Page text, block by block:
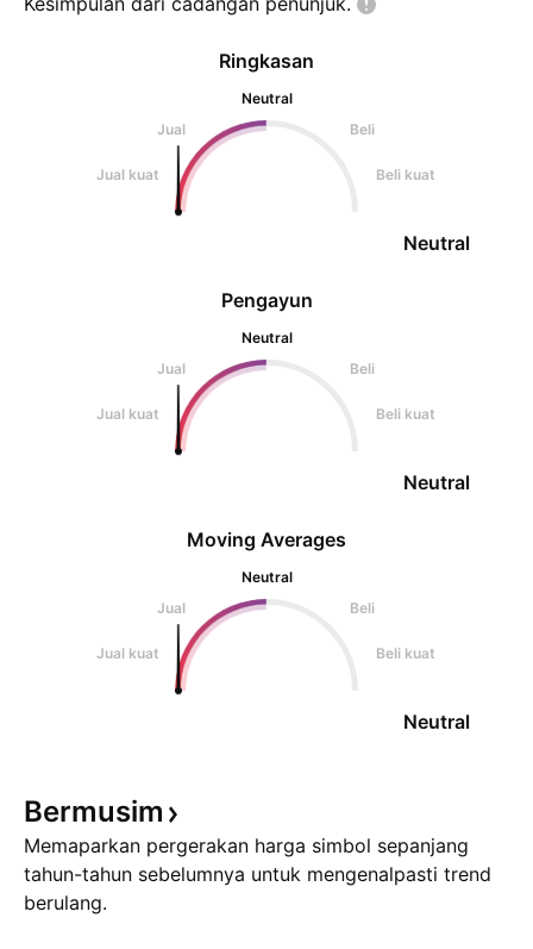
Pengayun
Neutral
Jual
Beli
Jual kuat Beli kuat
Neutral
Ringkasan
Neutral
Jual
Beli
Jual kuat Beli kuat
Neutral
Moving Averages
Neutral
Jual
Beli
Jual kuat Beli kuat
Neutral
Bermusim
Memaparkan pergerakan harga simbol sepanjang
tahun-tahun sebelumnya untuk mengenalpasti trend
berulang.